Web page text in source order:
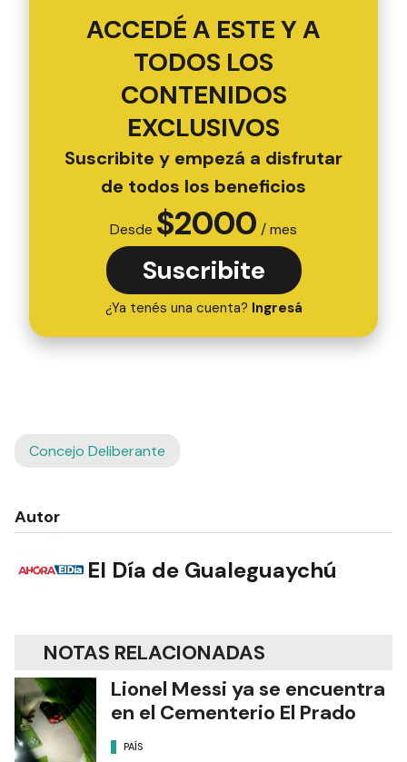
ACCEDÉ A ESTE Y A
TODOS LOS
CONTENIDOS
EXCLUSIVOS
Suscribite y empezá a disfrutar
de todos los beneficios
Desde $2000 / mes
Suscribite
¿Ya tenés una cuenta? Ingresá
Concejo Deliberante
Autor
El Día de Gualeguaychú
NOTAS RELACIONADAS
Lionel Messi ya se encuentra
en el Cementerio El Prado
PAÍS